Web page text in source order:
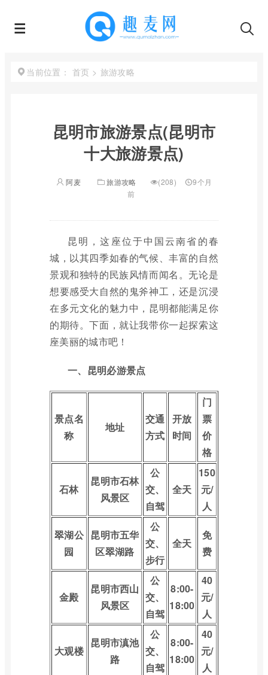
当前位置： 首页 > 旅游攻略
昆明市旅游景点(昆明市
十大旅游景点)
阿麦 旅游攻略 (208)
9个月
前
昆明，这座位于中国云南省的春
城，以其四季如春的气候、丰富的自然
景观和独特的民族风情而闻名。无论是
想要感受大自然的鬼斧神工，还是沉浸
在多元文化的魅力中，昆明都能满足你
的期待。下面，就让我带你一起探索这
座美丽的城市吧！
一、昆明必游景点
景点名
称
地址
交通
方式
开放
时间
门
票
价
格
石林
昆明市石林
风景区
公
交、
自驾
全天
150
元/
人
翠湖公
园
昆明市五华
区翠湖路
公
交、
步行
全天
免
费
金殿
昆明市西山
风景区
公
交、
自驾
8:00-
18:00
40
元/
人
大观楼
昆明市滇池
路
公
交、
自驾
8:00-
18:00
40
元/
人